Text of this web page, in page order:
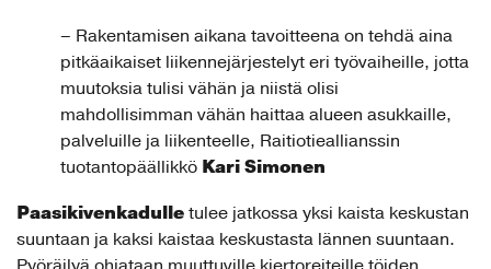
– Rakentamisen aikana tavoitteena on tehdä aina
pitkäaikaiset liikennejärjestelyt eri työvaiheille, jotta
muutoksia tulisi vähän ja niistä olisi
mahdollisimman vähän haittaa alueen asukkaille,
palveluille ja liikenteelle, Raitiotieallianssin
tuotantopäällikkö Kari Simonen
Paasikivenkadulle tulee jatkossa yksi kaista keskustan
suuntaan ja kaksi kaistaa keskustasta lännen suuntaan.